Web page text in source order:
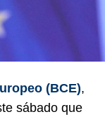
(BCE),
sábado que